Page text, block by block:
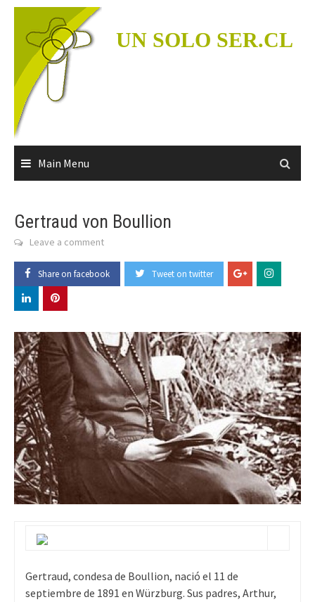
Skip
content
UN SOLO SER.CL
Main Menu
Gertraud von Boullion
Leave a comment
Share on facebook Tweet on twitter
Gertraud, condesa de Boullion, nació el 11 de
septiembre de 1891 en Würzburg. Sus padres, Arthur,